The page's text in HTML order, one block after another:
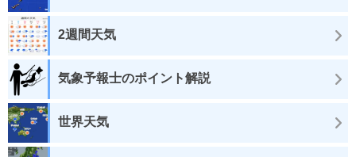
2週間天気
気象予報士のポイント解説
世界天気